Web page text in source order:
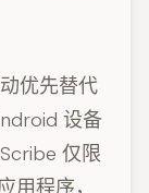
优先替代
设备
仅限
用程序，